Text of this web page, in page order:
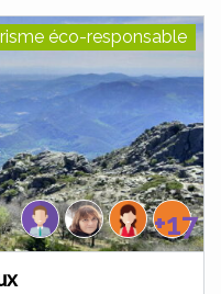
éco-responsable
+17